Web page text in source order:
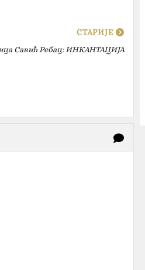
СТАРИЈЕ
Савић Ребац: ИНКАНТАЦИЈА